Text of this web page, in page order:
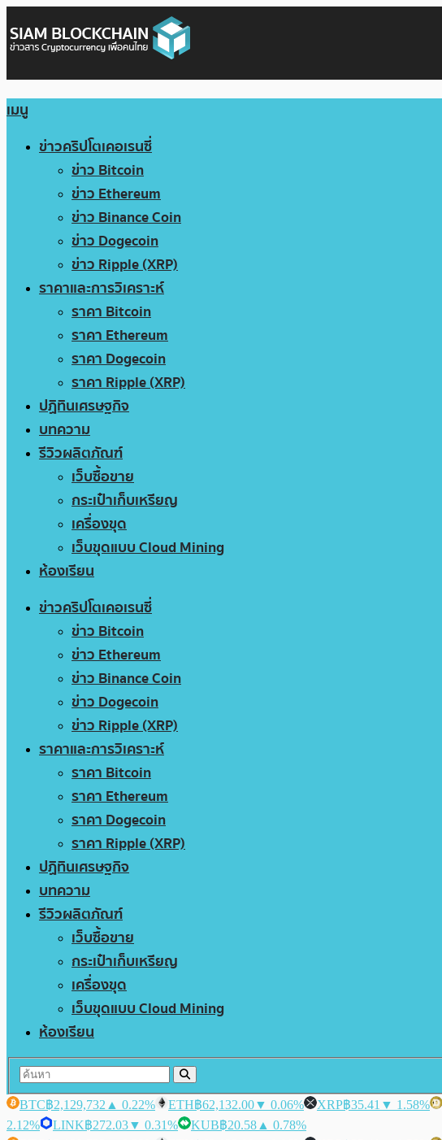
เมนู
ข่าวคริปโตเคอเรนซี่
ข่าว Bitcoin
ข่าว Ethereum
ข่าว Binance Coin
ข่าว Dogecoin
ข่าว Ripple (XRP)
ราคาและการวิเคราะห์
ราคา Bitcoin
ราคา Ethereum
ราคา Dogecoin
ราคา Ripple (XRP)
ปฏิทินเศรษฐกิจ
บทความ
รีวิวผลิตภัณฑ์
เว็บซื้อขาย
กระเป๋าเก็บเหรียญ
เครื่องขุด
เว็บขุดแบบ Cloud Mining
ห้องเรียน
ข่าวคริปโตเคอเรนซี่
ข่าว Bitcoin
ข่าว Ethereum
ข่าว Binance Coin
ข่าว Dogecoin
ข่าว Ripple (XRP)
ราคาและการวิเคราะห์
ราคา Bitcoin
ราคา Ethereum
ราคา Dogecoin
ราคา Ripple (XRP)
ปฏิทินเศรษฐกิจ
บทความ
รีวิวผลิตภัณฑ์
เว็บซื้อขาย
กระเป๋าเก็บเหรียญ
เครื่องขุด
เว็บขุดแบบ Cloud Mining
ห้องเรียน
BTC฿2,129,732 ▲ 0.22% ETH฿62,132.00▼ 0.06% XRP฿35.41 ▼ 1.58%
2.12%
LINK฿272.03▼ 0.31% KUB฿20.58 ▲ 0.78%